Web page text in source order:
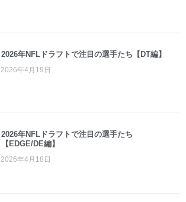
2026年NFLドラフトで注目の選手たち【DT編】
2026年4月19日
2026年NFLドラフトで注目の選手たち
【EDGE/DE編】
2026年4月18日